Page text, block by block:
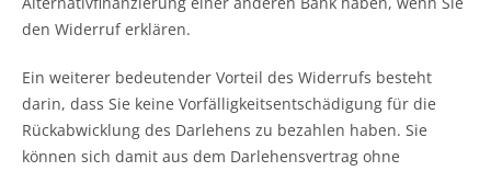
den Widerruf erklären.
Ein weiterer bedeutender Vorteil des Widerrufs besteht
darin, dass Sie keine Vorfälligkeitsentschädigung für die
Rückabwicklung des Darlehens zu bezahlen haben. Sie
können sich damit aus dem Darlehensvertrag ohne